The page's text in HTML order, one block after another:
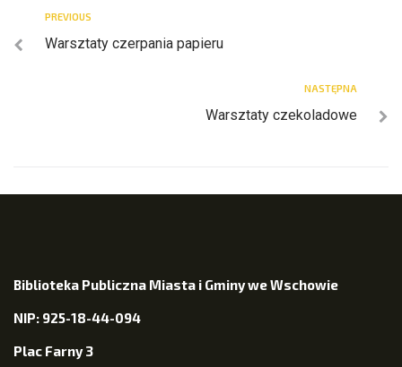
PREVIOUS
Warsztaty czerpania papieru
NASTĘPNA
Warsztaty czekoladowe
Biblioteka Publiczna Miasta i Gminy we Wschowie
NIP: 925-18-44-094
Plac Farny 3